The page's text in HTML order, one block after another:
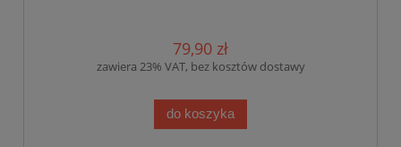
79,90 zł
zawiera 23% VAT, bez kosztów dostawy
do koszyka